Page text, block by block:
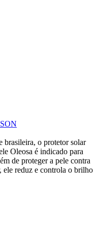
brasileira, o protetor solar
Oleosa é indicado para
de proteger a pele contra
ele reduz e controla o brilho